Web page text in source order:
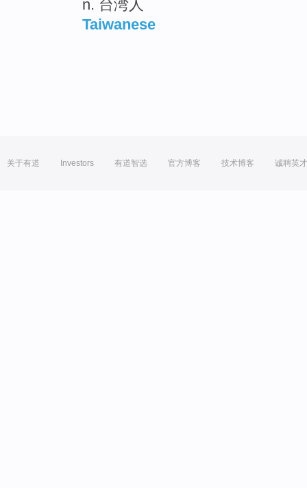
n. 台湾人
Taiwanese
关于有道 Investors 有道智选 官方博客 技术博客 诚聘英才